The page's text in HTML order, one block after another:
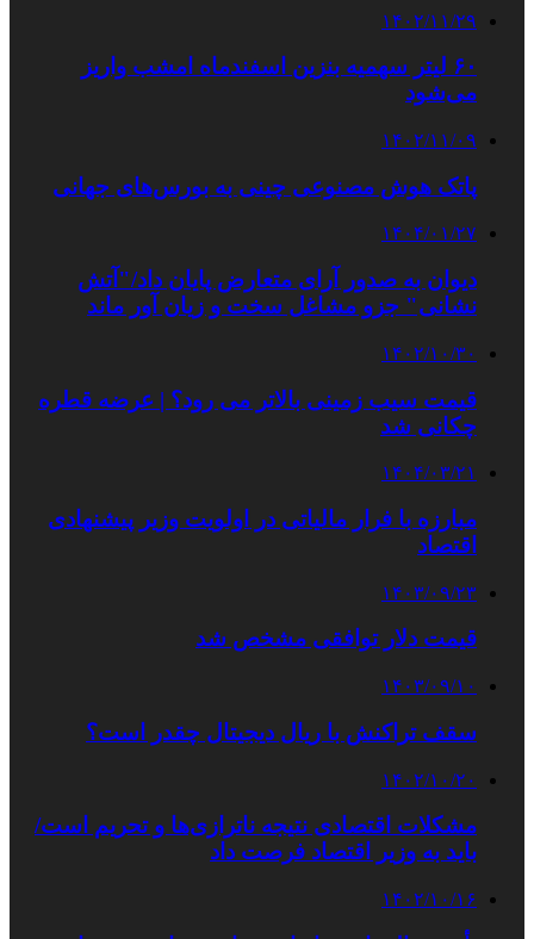
۱۴۰۲/۱۱/۲۹
۶۰ لیتر سهمیه بنزین اسفندماه امشب واریز
می‌شود
۱۴۰۲/۱۱/۰۹
پاتک هوش مصنوعی چینی به بورس‌های جهانی
۱۴۰۴/۰۱/۲۷
دیوان به صدور آرای متعارض پایان داد/"آتش
نشانی" جزو مشاغل سخت و زیان آور ماند
۱۴۰۲/۱۰/۳۰
قیمت سیب‌ زمینی بالاتر می رود؟ | عرضه قطره‌
چکانی شد
۱۴۰۴/۰۳/۲۱
مبارزه با فرار مالیاتی در اولویت وزیر پیشنهادی
اقتصاد
۱۴۰۳/۰۹/۲۳
قیمت دلار توافقی مشخص شد
۱۴۰۳/۰۹/۱۰
سقف تراکنش با ریال دیجیتال چقدر است؟
۱۴۰۲/۱۰/۲۰
مشکلات اقتصادی نتیجه ناترازی‌ها و تحریم است/
باید به وزیر اقتصاد فرصت داد
۱۴۰۲/۱۰/۱۶